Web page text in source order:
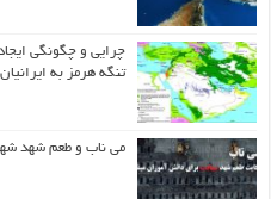
چرایی و چگونگی
تنگه هرمز به ایرانیان
می ناب و طعم شهد